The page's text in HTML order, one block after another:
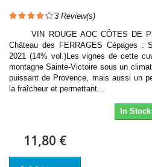
3 Review(s)
VIN ROUGE AOC CÔTES DE
Château des FERRAGES Cépages :
2021 (14% vol.)Les vignes de cette
montagne Sainte-Victoire sous un
puissant de Provence, mais aussi un
la fraîcheur et permettant...
In Stock
11,80 €